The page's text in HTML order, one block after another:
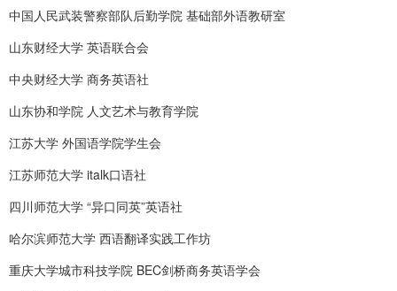
中国人民武装警察部队后勤学院 基础部外语教研室
山东财经大学 英语联合会
中央财经大学 商务英语社
山东协和学院 人文艺术与教育学院
江苏大学 外国语学院学生会
江苏师范大学 italk口语社
四川师范大学 “异口同英”英语社
哈尔滨师范大学 西语翻译实践工作坊
重庆大学城市科技学院 BEC剑桥商务英语学会